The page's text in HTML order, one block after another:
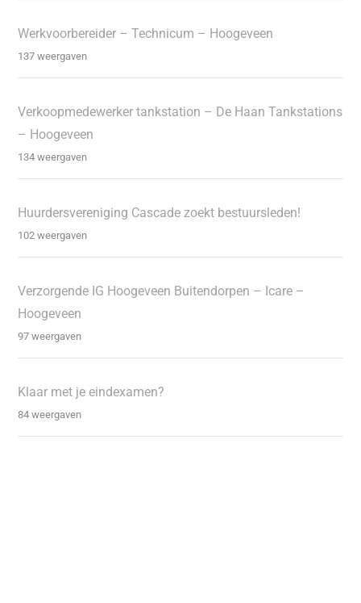
Werkvoorbereider – Technicum – Hoogeveen
137 weergaven
Verkoopmedewerker tankstation – De Haan Tankstations
– Hoogeveen
134 weergaven
Huurdersvereniging Cascade zoekt bestuursleden!
102 weergaven
Verzorgende IG Hoogeveen Buitendorpen – Icare –
Hoogeveen
97 weergaven
Klaar met je eindexamen?
84 weergaven